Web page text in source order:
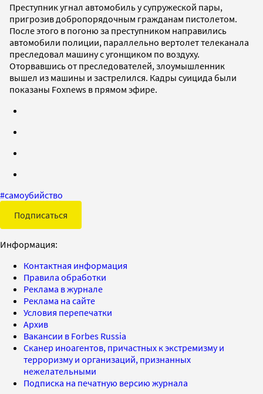
Преступник угнал автомобиль у супружеской пары,
пригрозив добропорядочным гражданам пистолетом.
После этого в погоню за преступником направились
автомобили полиции, параллельно вертолет телеканала
преследовал машину с угонщиком по воздуху.
Оторвавшись от преследователей, злоумышленник
вышел из машины и застрелился. Кадры суицида были
показаны Foxnews в прямом эфире.
#самоубийство
Подписаться
Информация:
Контактная информация
Правила обработки
Реклама в журнале
Реклама на сайте
Условия перепечатки
Архив
Вакансии в Forbes Russia
Сканер иноагентов, причастных к экстремизму и
терроризму и организаций, признанных
нежелательными
Подписка на печатную версию журнала